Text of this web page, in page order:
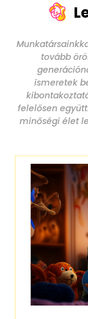
tovább
ismeretek
felelősen
minőségi élet